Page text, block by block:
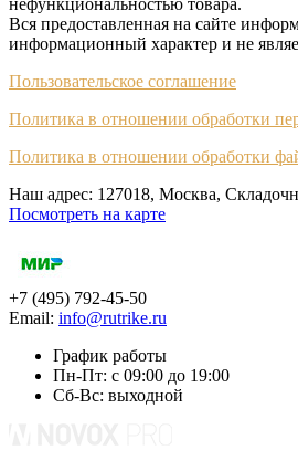
Вся предоставленная на сайте
информационный характер и не
Пользовательское соглашение
Политика в отношении обработки
Политика в отношении обработки
Наш адрес: 127018, Москва,
Посмотреть на карте
+7 (495) 792-45-50
Email: info@rutrike.ru
График работы
Пн-Пт: с 09:00 до 19:00
Сб-Вс: выходной